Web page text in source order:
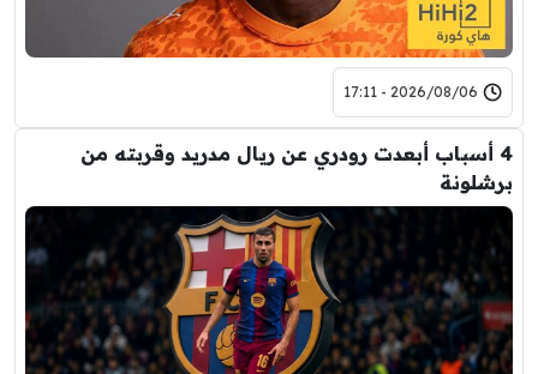
2026/08/06 - 17:11
4 أسباب أبعدت رودري عن ريال مدريد وقربته من
برشلونة